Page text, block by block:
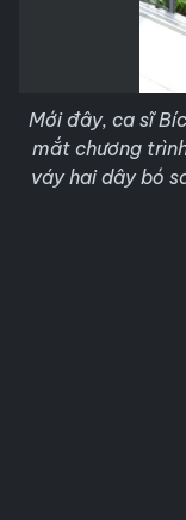
Mới đây, ca sĩ
mắt chương
váy hai dây bó